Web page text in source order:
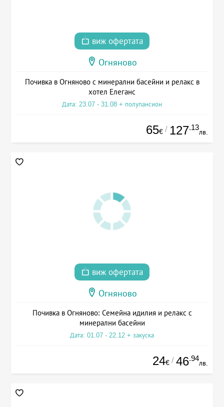
виж офертата
Огняново
Почивка в Огняново с минерални басейни и релакс в
хотел Елеганс
Дата: 23.07 - 31.08 + полупансион
65€ / 127.13
лв.
виж офертата
Огняново
Почивка в Огняново: Семейна идилия и релакс с
минерални басейни
Дата: 01.07 - 22.12 + закуска
24€ / 46.94
лв.